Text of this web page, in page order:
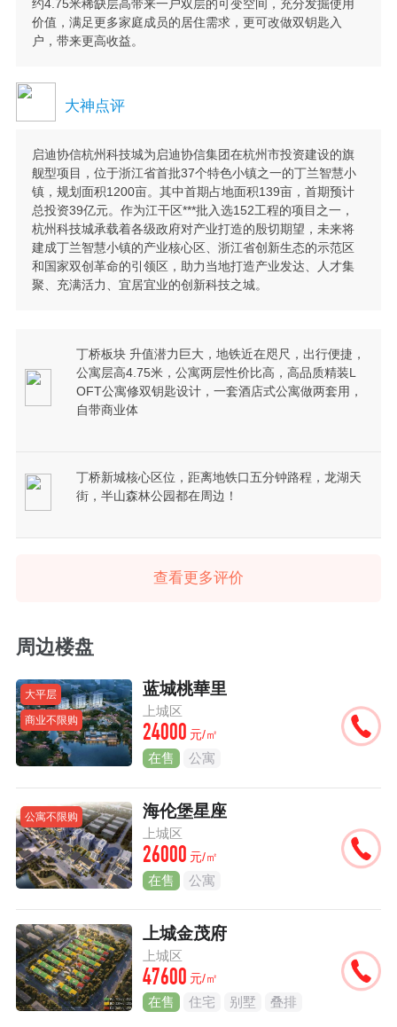
约4.75米稀缺层高带来一户双层的可变空间，充分发掘使用
价值，满足更多家庭成员的居住需求，更可改做双钥匙入
户，带来更高收益。
大神点评
启迪协信杭州科技城为启迪协信集团在杭州市投资建设的旗
舰型项目，位于浙江省首批37个特色小镇之一的丁兰智慧小
镇，规划面积1200亩。其中首期占地面积139亩，首期预计
总投资39亿元。作为江干区***批入选152工程的项目之一，
杭州科技城承载着各级政府对产业打造的殷切期望，未来将
建成丁兰智慧小镇的产业核心区、浙江省创新生态的示范区
和国家双创革命的引领区，助力当地打造产业发达、人才集
聚、充满活力、宜居宜业的创新科技之城。
丁桥板块 升值潜力巨大，地铁近在咫尺，出行便捷，
公寓层高4.75米，公寓两层性价比高，高品质️精装L
OFT公寓修双钥匙设计，一套酒店式公寓做两套用，
自带商业体
丁桥新城核心区位，距离地铁口五分钟路程，龙湖天
街，半山森林公园都在周边！
查看更多评价
周边楼盘
大平层
商业不限购
蓝城桃華里
上城区
24000 元/㎡
在售 公寓
公寓不限购 海伦堡星座
上城区
26000 元/㎡
在售 公寓
上城金茂府
上城区
47600 元/㎡
在售 住宅 别墅 叠排